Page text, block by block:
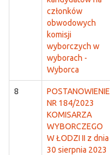
członków
obwodowych
komisji
wyborczych w
wyborach -
Wyborca
8
POSTANOWIENIE
NR 184/2023
KOMISARZA
WYBORCZEGO
W ŁODZI II z dnia
30 sierpnia 2023